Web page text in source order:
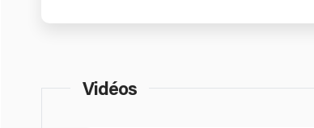
Vidéos